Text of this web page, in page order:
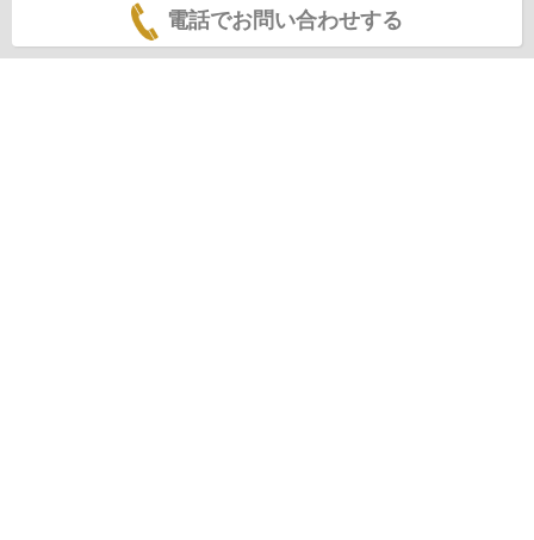
電話でお問い合わせする